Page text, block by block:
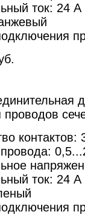
ток: 24 А
проводов
контактов:
ток: 24 А